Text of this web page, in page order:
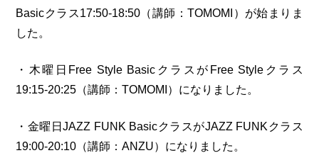
Basicクラス17:50-18:50（講師：TOMOMI）が始まりま
した。
・木曜日Free Style BasicクラスがFree Styleクラス
19:15-20:25（講師：TOMOMI）になりました。
・金曜日JAZZ FUNK BasicクラスがJAZZ FUNKクラス
19:00-20:10（講師：ANZU）になりました。